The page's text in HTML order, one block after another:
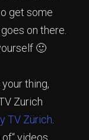
get some
on there.
🙂
your thing,
Zurich
TV Zürich
of“ videos